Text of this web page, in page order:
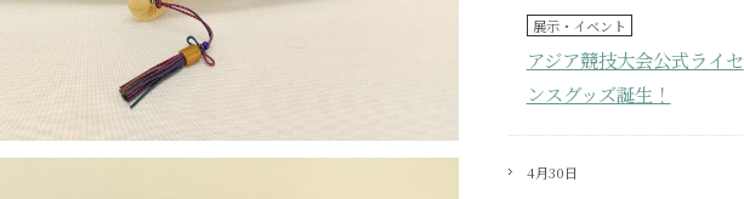
展示・イベント
アジア競技大会公式ライセ
ンスグッズ誕生！
4月30日